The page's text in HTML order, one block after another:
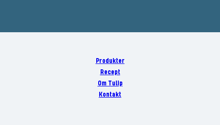
Produkter
Recept
Om Tulip
Kontakt